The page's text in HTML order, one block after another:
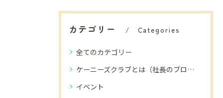
カテゴリー Categories
全てのカテゴリー
ケーニーズクラブとは（社長のブログ）
イベント